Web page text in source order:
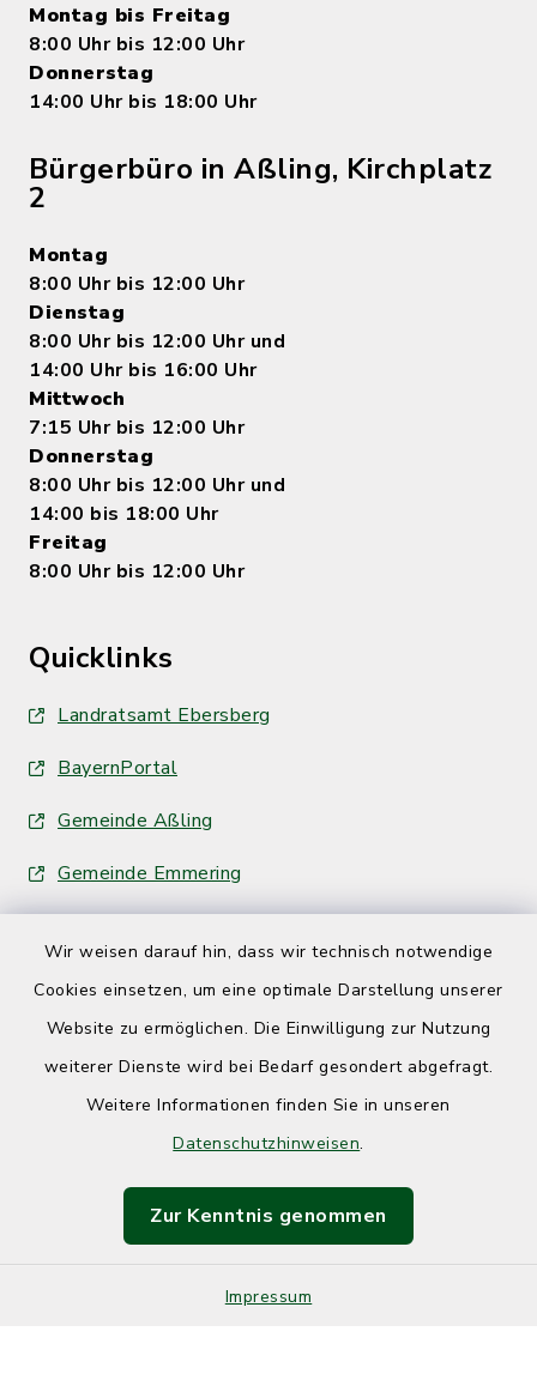
Wir weisen darauf hin, dass wir technisch notwendige
Cookies einsetzen, um eine optimale Darstellung unserer
Website zu ermöglichen. Die Einwilligung zur Nutzung
weiterer Dienste wird bei Bedarf gesondert abgefragt.
Weitere Informationen finden Sie in unseren
Datenschutzhinweisen.
Zur Kenntnis genommen
Impressum
Montag bis Freitag
8:00 Uhr bis 12:00 Uhr
Donnerstag
14:00 Uhr bis 18:00 Uhr
Bürgerbüro in Aßling, Kirchplatz
2
Montag
8:00 Uhr bis 12:00 Uhr
Dienstag
8:00 Uhr bis 12:00 Uhr und
14:00 Uhr bis 16:00 Uhr
Mittwoch
7:15 Uhr bis 12:00 Uhr
Donnerstag
8:00 Uhr bis 12:00 Uhr und
14:00 bis 18:00 Uhr
Freitag
8:00 Uhr bis 12:00 Uhr
Quicklinks
Landratsamt Ebersberg
BayernPortal
Gemeinde Aßling
Gemeinde Emmering
Barrierefreiheit
Sitemap